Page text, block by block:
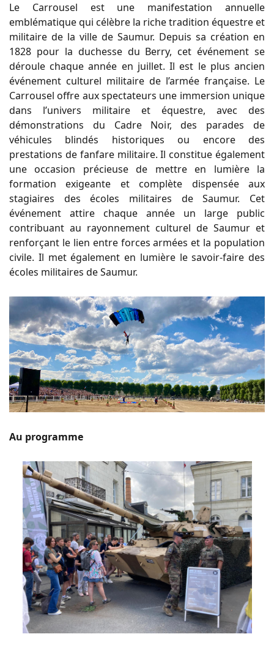
Le Carrousel est une manifestation annuelle
emblématique qui célèbre la riche tradition équestre et
militaire de la ville de Saumur. Depuis sa création en
1828 pour la duchesse du Berry, cet événement se
déroule chaque année en juillet. Il est le plus ancien
événement culturel militaire de l’armée française. Le
Carrousel offre aux spectateurs une immersion unique
dans l’univers militaire et équestre, avec des
démonstrations du Cadre Noir, des parades de
véhicules blindés historiques ou encore des
prestations de fanfare militaire. Il constitue également
une occasion précieuse de mettre en lumière la
formation exigeante et complète dispensée aux
stagiaires des écoles militaires de Saumur. Cet
événement attire chaque année un large public
contribuant au rayonnement culturel de Saumur et
renforçant le lien entre forces armées et la population
civile. Il met également en lumière le savoir-faire des
écoles militaires de Saumur.
Au programme